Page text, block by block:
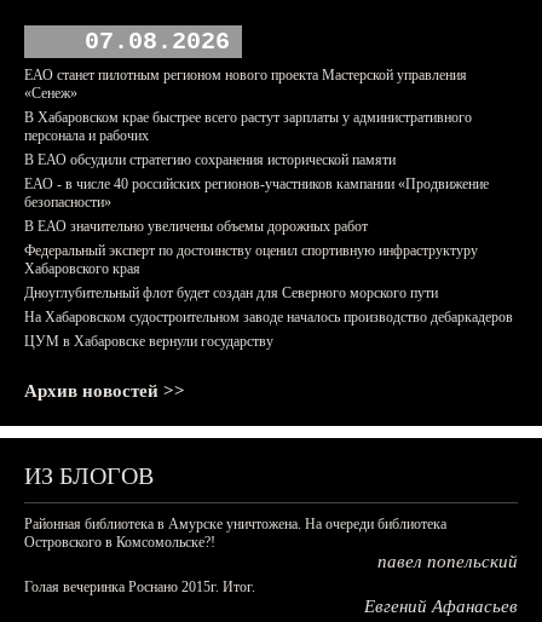
07.08.2026
ЕАО станет пилотным регионом нового проекта Мастерской управления
«Сенеж»
В Хабаровском крае быстрее всего растут зарплаты у административного
персонала и рабочих
В ЕАО обсудили стратегию сохранения исторической памяти
ЕАО - в числе 40 российских регионов-участников кампании «Продвижение
безопасности»
В ЕАО значительно увеличены объемы дорожных работ
Федеральный эксперт по достоинству оценил спортивную инфраструктуру
Хабаровского края
Дноуглубительный флот будет создан для Северного морского пути
На Хабаровском судостроительном заводе началось производство дебаркадеров
ЦУМ в Хабаровске вернули государству
Архив новостей >>
ИЗ БЛОГОВ
Районная библиотека в Амурске уничтожена. На очереди библиотека
Островского в Комсомольске?!
павел попельский
Голая вечеринка Роснано 2015г. Итог.
Евгений Афанасьев